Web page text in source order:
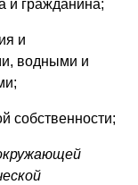
и гражданина;
и
водными и
собственности;